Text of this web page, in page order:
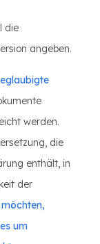
die
angeben.
werden.
die
enthält, in
der
möchten,
um